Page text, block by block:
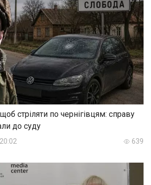
стріляти по чернігівцям: справу
до суду
639